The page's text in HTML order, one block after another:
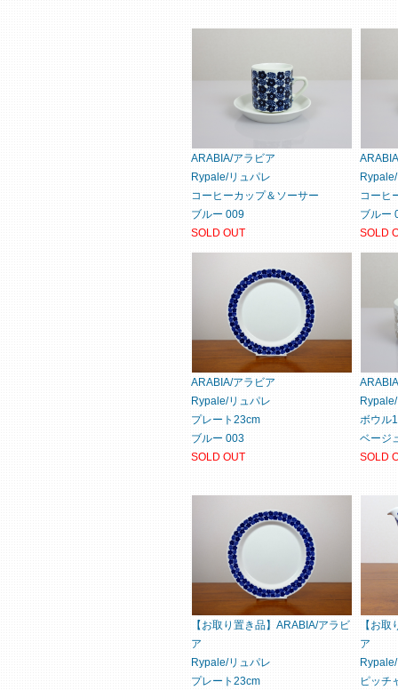
ARABIA/アラビア
Rypale/リュパレ
コーヒーカップ＆ソーサー
ブルー 009
SOLD OUT
コーヒ
ブルー
SOLD
ARABIA/アラビア
Rypale/リュパレ
プレート23cm
ブルー 003
SOLD OUT
ボウル
ベージ
SOLD
【お取り置き品】ARABIA/アラビ
ア
Rypale/リュパレ
プレート23cm
【お
ア
ピッチ